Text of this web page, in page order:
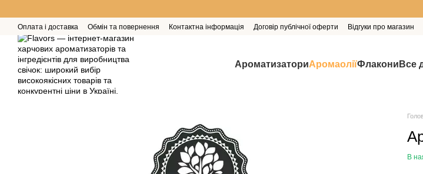
Оплата і доставка Обмін та повернення Контактна інформація Договір публічної оферти Відгуки про магазин
АроматизаториАромаоліїФлакони Все
В